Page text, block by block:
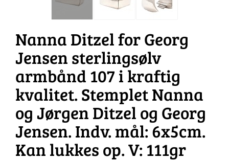
Nanna Ditzel for Georg
Jensen sterlingsølv
armbånd 107 i kraftig
kvalitet. Stemplet Nanna
og Jørgen Ditzel og Georg
Jensen. Indv. mål: 6x5cm.
Kan lukkes op. V: 111gr